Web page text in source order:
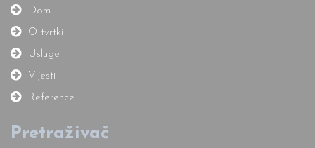
Dom
O tvrtki
Usluge
Vijesti
Reference
Pretraživač